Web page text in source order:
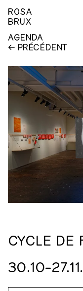
ROSA
BRUX
AGENDA
PRÉCÉDENT
CYCLE DE